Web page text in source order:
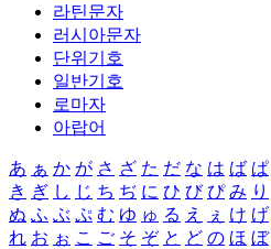
라틴문자
러시아문자
단위기호
일반기호
로마자
아랍어
あ ぁ か が さ ざ た だ な は ば ぱ
き ぎ し じ ち ぢ に ひ び ぴ み り
ぬ ふ ぶ ぷ む ゆ ゅ る え ぇ け げ
れ お ぉ こ ご そ ぞ と ど の ほ ぼ